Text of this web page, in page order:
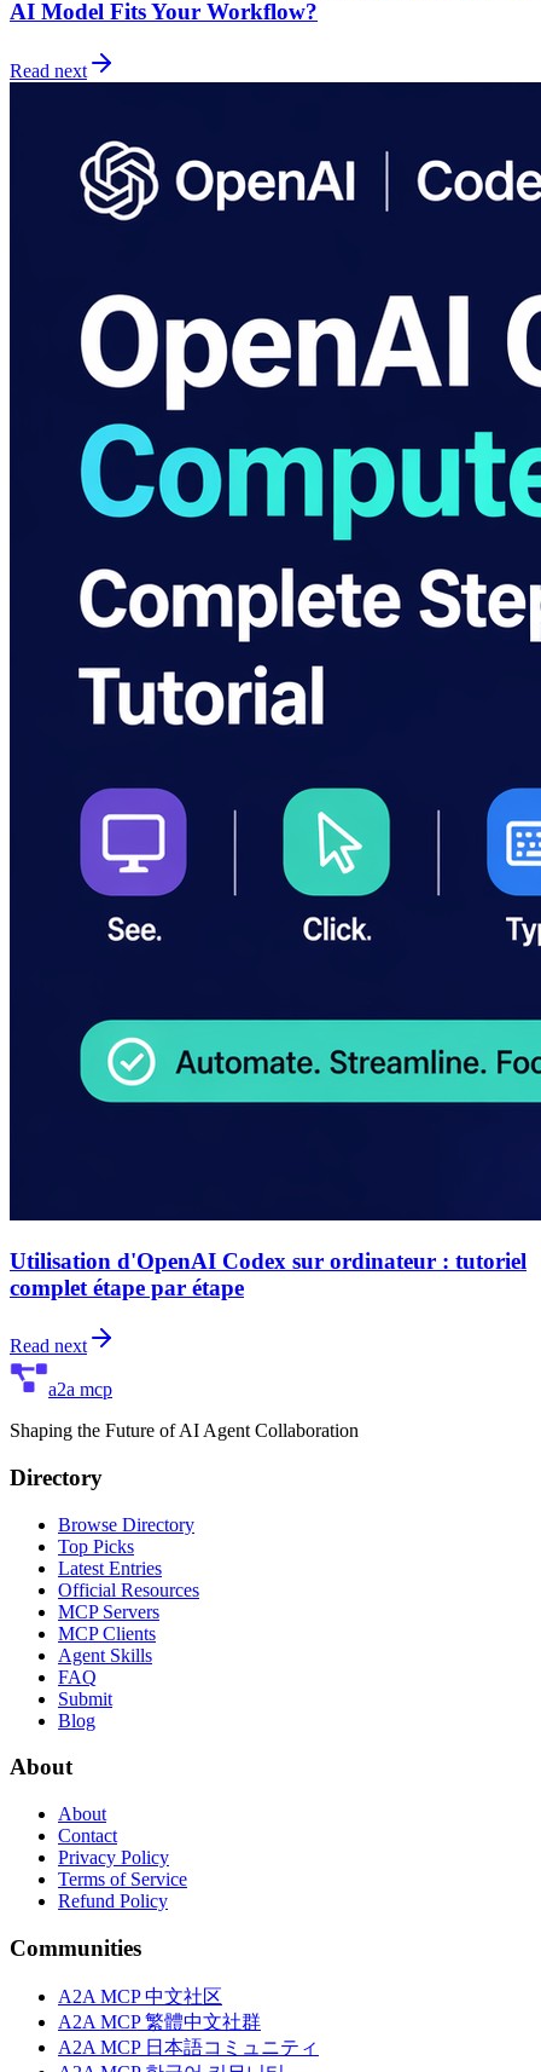
AI Model Fits Your Workflow?
Read next
Utilisation d'OpenAI Codex sur ordinateur : tutoriel
complet étape par étape
Read next
a2a mcp
Shaping the Future of AI Agent Collaboration
Directory
Browse Directory
Top Picks
Latest Entries
Official Resources
MCP Servers
MCP Clients
Agent Skills
FAQ
Submit
Blog
About
About
Contact
Privacy Policy
Terms of Service
Refund Policy
Communities
A2A MCP 中文社区
A2A MCP 繁體中文社群
A2A MCP 日本語コミュニティ